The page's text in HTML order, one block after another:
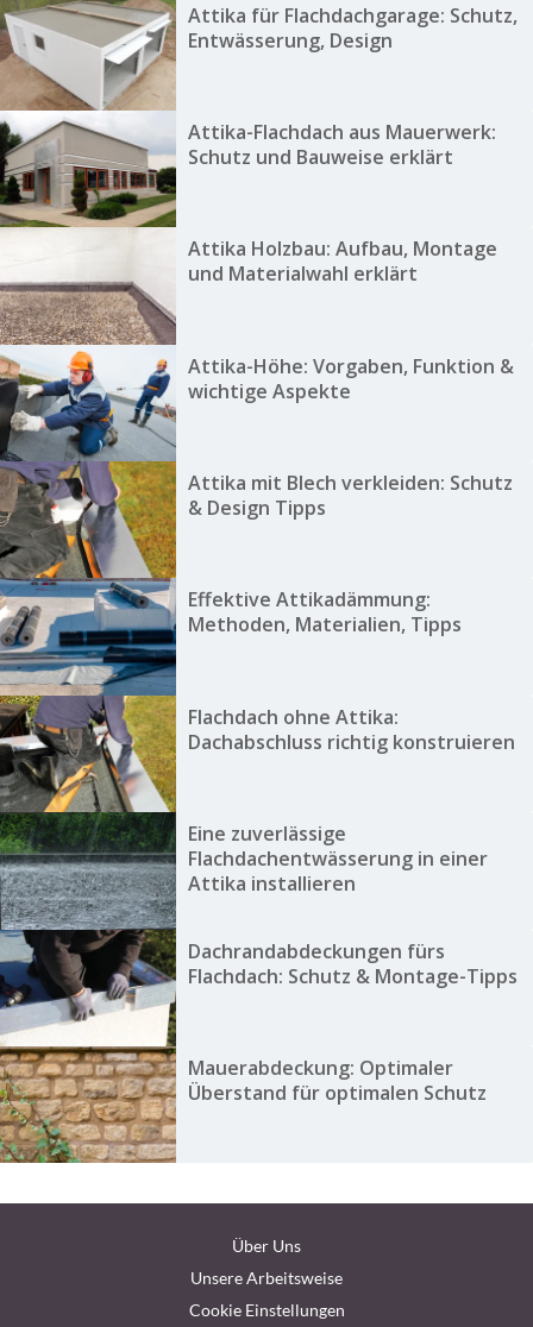
Attika für Flachdachgarage: Schutz,
Entwässerung, Design
Attika-Flachdach aus Mauerwerk:
Schutz und Bauweise erklärt
Attika Holzbau: Aufbau, Montage
und Materialwahl erklärt
Attika-Höhe: Vorgaben, Funktion &
wichtige Aspekte
Attika mit Blech verkleiden: Schutz
& Design Tipps
Effektive Attikadämmung:
Methoden, Materialien, Tipps
Flachdach ohne Attika:
Dachabschluss richtig konstruieren
Eine zuverlässige
Flachdachentwässerung in einer
Attika installieren
Dachrandabdeckungen fürs
Flachdach: Schutz & Montage-Tipps
Mauerabdeckung: Optimaler
Überstand für optimalen Schutz
Über Uns
Unsere Arbeitsweise
Cookie Einstellungen